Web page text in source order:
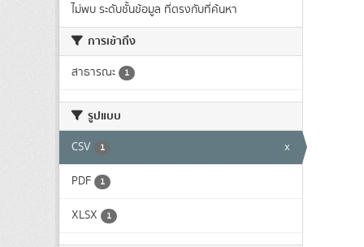
ไม่พบ ระดับชั้นข้อมูล ที่ตรงกับที่ค้นหา
การเข้าถึง
สาธารณะ 1
รูปแบบ
CSV 1 x
PDF 1
XLSX 1